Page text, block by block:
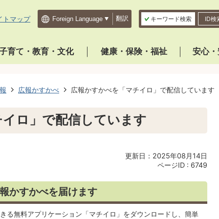
トマップ 翻訳 キーワード検索 ID検
育て・教育・文化 健康・保険・福祉 安心
広報かすかべ 広報かすかべを「マチイロ」で配信しています
ロ」で配信しています
更新日：2025年08月14日
ページID : 6749
かすかべを届けます
る無料アプリケーション「マチイロ」をダウンロードし、簡単